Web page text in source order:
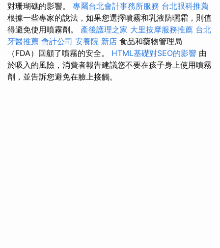
對珊瑚礁的影響。 專屬台北會計事務所服務 台北眼科推薦
根據一些專家的說法，如果您選擇噴霧和乳液防曬霜，則值
得避免使用噴霧劑。 產後護理之家 大里按摩服務推薦 台北
牙醫推薦 會計公司 安養院 新店 食品和藥物管理局
（FDA）回顧了噴霧的安全。 HTML基礎對SEO的影響 由
於吸入的風險，消費者報告建議您不要在孩子身上使用噴霧
劑，並告訴您避免在臉上接觸。